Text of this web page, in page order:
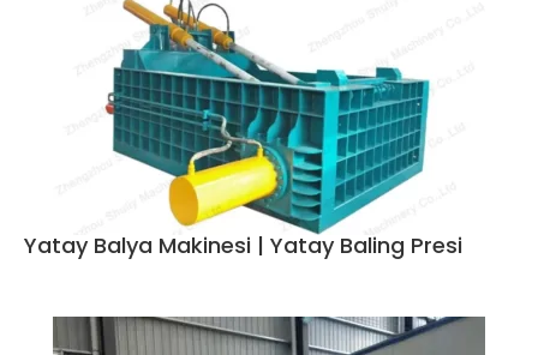
Yatay Balya Makinesi | Yatay Baling Presi